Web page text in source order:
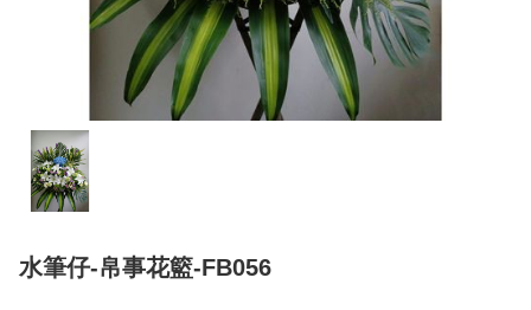
水筆仔-帛事花籃-FB056